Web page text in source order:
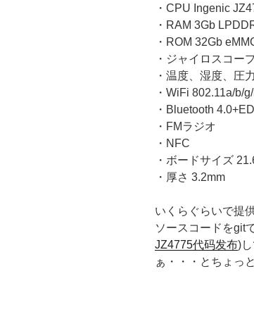
・CPU Ingenic
・RAM 3Gb
・ROM 32Gb
・ジャイロスコー
・温度、湿度、圧
・WiFi 802.11a/b/
・Bluetooth
・FMラジオ
・NFC
・ボードサイズ
・厚さ 3.2mm
いくらぐらいで提
ソースコードをgit
JZ4775代码发布)
ぁ・・・とちょっ